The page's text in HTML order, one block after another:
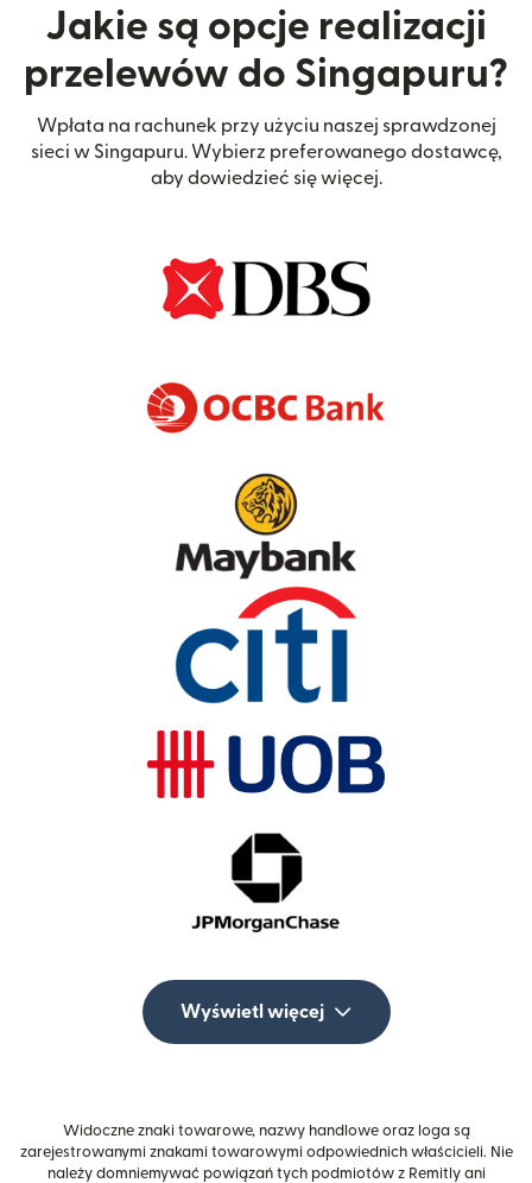
Jakie są opcje realizacji
przelewów do Singapuru?
Wpłata na rachunek przy użyciu naszej sprawdzonej
sieci w Singapuru. Wybierz preferowanego dostawcę,
aby dowiedzieć się więcej.
Wyświetl więcej
Widoczne znaki towarowe, nazwy handlowe oraz loga są
zarejestrowanymi znakami towarowymi odpowiednich właścicieli. Nie
należy domniemywać powiązań tych podmiotów z Remitly ani